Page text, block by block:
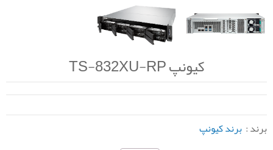
کیونپ TS-832XU-RP
برند : برند کیونپ